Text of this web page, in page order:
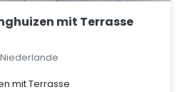
mit Terrasse
mit Terrasse